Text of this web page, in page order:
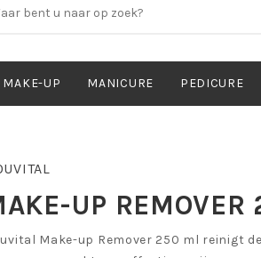
MAKE-UP MANICURE PEDICURE
UP REMOVER
Make-up Remover 250 ml reinigt